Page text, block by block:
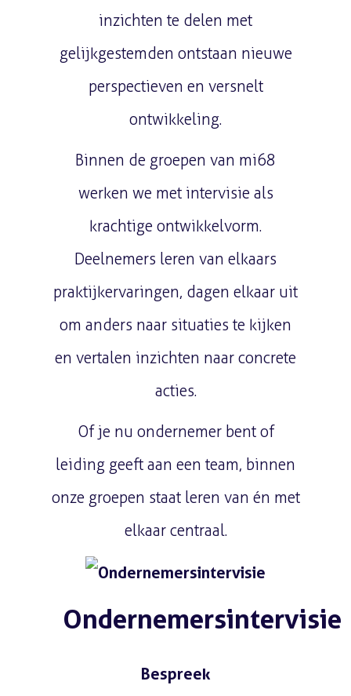
inzichten te delen met
gelijkgestemden ontstaan nieuwe
perspectieven en versnelt
ontwikkeling.
Binnen de groepen van mi68
werken we met intervisie als
krachtige ontwikkelvorm.
Deelnemers leren van elkaars
praktijkervaringen, dagen elkaar uit
om anders naar situaties te kijken
en vertalen inzichten naar concrete
acties.
Of je nu ondernemer bent of
leiding geeft aan een team, binnen
onze groepen staat leren van én met
elkaar centraal.
Ondernemersintervisie
Bespreek